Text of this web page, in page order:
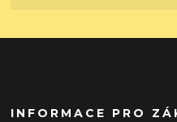
INFORMACE PRO